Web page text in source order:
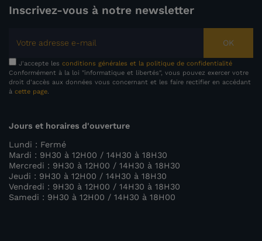
Inscrivez-vous à notre newsletter
OK
J'accepte les conditions générales et la politique de confidentialité
Conformément à la loi "informatique et libertés", vous pouvez exercer votre
droit d'accès aux données vous concernant et les faire rectifier en accédant
à cette page
Jours et horaires d'ouverture
Lundi : Fermé
Mardi : 9H30 à 12H00 / 14H30 à 18H30
Mercredi : 9H30 à 12H00 / 14H30 à 18H30
Jeudi : 9H30 à 12H00 / 14H30 à 18H30
Vendredi : 9H30 à 12H00 / 14H30 à 18H30
Samedi : 9H30 à 12H00 / 14H30 à 18H00